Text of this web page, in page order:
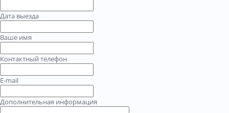
Дата выезда
Ваше имя
Контактный телефон
E-mail
Дополнительная информация